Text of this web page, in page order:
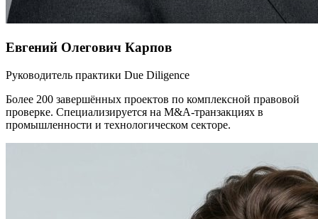
Евгений Олегович Карпов
Руководитель практики Due Diligence
Более 200 завершённых проектов по комплексной правовой
проверке. Специализируется на M&A-транзакциях в
промышленности и технологическом секторе.